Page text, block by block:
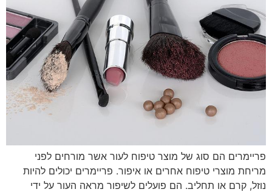
פריימרים הם סוג של מוצר טיפוח לעור אשר מורחים לפני
מריחת מוצרי טיפוח אחרים או איפור. פריימרים יכולים להיות
נוזל, קרם או תחליב. הם פועלים לשיפור מראה העור על ידי